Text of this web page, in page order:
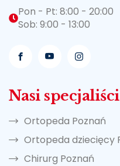
Pon - Pt: 8:00 - 20:00
Sob: 9:00 - 13:00
Nasi specjaliści
Ortopeda Poznań
Ortopeda dziecięcy
Chirurg Poznań